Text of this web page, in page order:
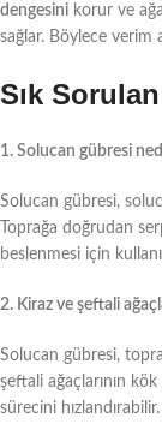
dengesini korur ve
sağlar. Böylece verim
Sık
1. Solucan gübresi
Solucan gübresi,
Toprağa doğrudan
beslenmesi için
2. Kiraz ve şeftali
Solucan gübresi,
şeftali ağaçlarının
sürecini hızlandırabilir.